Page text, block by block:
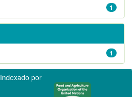
1
1
Indexado por